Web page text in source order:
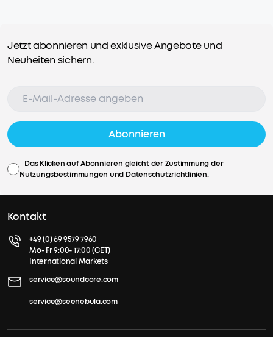
Jetzt abonnieren und exklusive Angebote und
Neuheiten sichern.
Abonnieren
Das Klicken auf Abonnieren gleicht der Zustimmung der
Nutzungsbestimmungen und Datenschutzrichtlinien.
Kontakt
+49 (0) 69 9579 7960
Mo- Fr 9:00- 17:00 (CET)
International Markets
service@soundcore.com
service@seenebula.com